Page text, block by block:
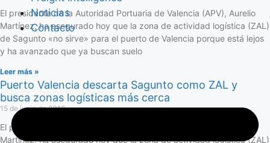
Noticias
Contacto
El presidente de la Autoridad Portuaria de Valencia (APV), Aurelio
Martínez, ha asegurado hoy que la zona de actividad logística (ZAL)
de Sagunto «no sirve» para el puerto de Valencia porque está lejos
y ha avanzado que ya buscan suelo
Leer más »
Puerto Valencia descarta Sagunto como ZAL y
busca zonas logísticas más cerca
15 de junio de 2016
El presidente de la Autoridad Portuaria de Valencia (APV), Aurelio
Martínez, ha asegurado hoy que la zona de actividad logística (ZAL)